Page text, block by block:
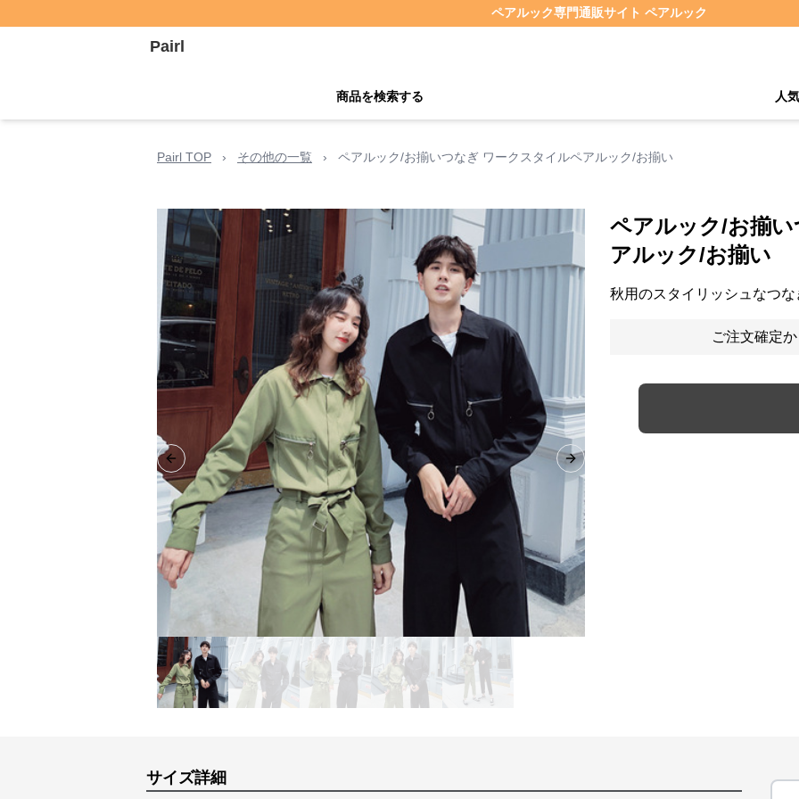
ペアルック専門通販サイト ペアルック
Pairl
商品を検索する 人
Pairl TOP › その他の一覧 › ペアルック/お揃いつなぎ ワークスタイルペアルック/お揃い
Previous slide Next slide
ペアルック/お揃
アルック/お揃い
秋用のスタイリッシュなつ
ご注文確定
サイズ詳細